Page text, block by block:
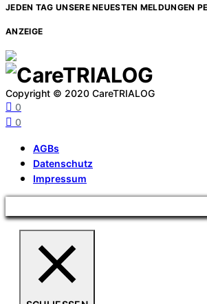
JEDEN TAG UNSERE NEUESTEN MELDUNGEN
ANZEIGE
Copyright © 2020 CareTRIALOG
0
0
AGBs
Datenschutz
Impressum